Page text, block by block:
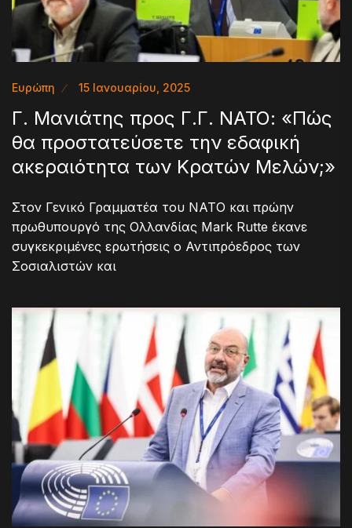
Ευρώπη 15 Ιανουαρίου, 2025
Γ. Μανιάτης προς Γ.Γ. ΝΑΤΟ: «Πώς
θα προστατεύσετε την εδαφική
ακεραιότητα των Κρατών Μελών;»
Στον Γενικό Γραμματέα του ΝΑΤΟ και πρώην
πρωθυπουργό της Ολλανδίας Mark Rutte έκανε
συγκεκριμένες ερωτήσεις ο Αντιπρόεδρος των
Σοσιαλιστών και